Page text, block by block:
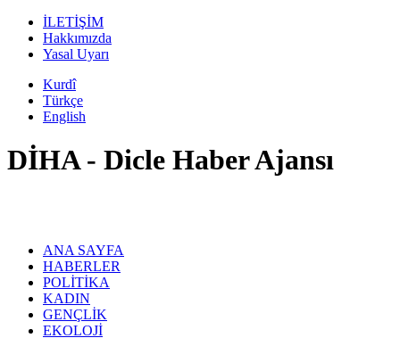
İLETİŞİM
Hakkımızda
Yasal Uyarı
Kurdî
Türkçe
English
DİHA - Dicle Haber Ajansı
ANA SAYFA
HABERLER
POLİTİKA
KADIN
GENÇLİK
EKOLOJİ